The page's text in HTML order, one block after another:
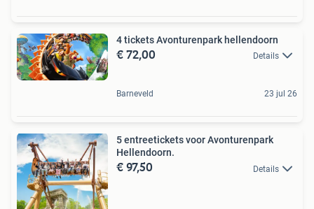
4 tickets Avonturenpark hellendoorn
€ 72,00 Details
Barneveld 23 jul 26
5 entreetickets voor Avonturenpark
Hellendoorn.
€ 97,50 Details